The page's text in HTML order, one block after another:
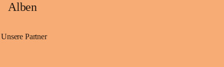
Alben
Unsere Partner